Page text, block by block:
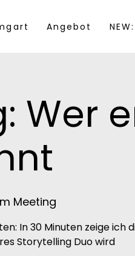
Angebot
Wer
Meeting
In 30 Minuten zeige ich
Storytelling Duo wird